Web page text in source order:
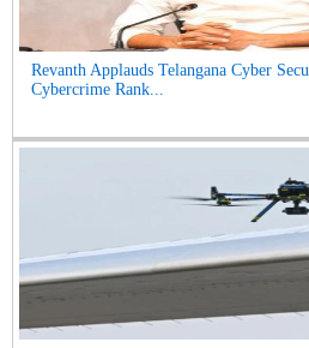
Revanth Applauds Telangana Cyber
Cybercrime Rank...